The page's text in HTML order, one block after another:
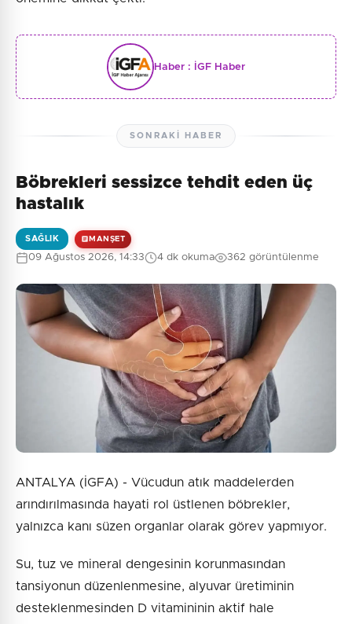
Haber : İGF Haber
SONRAKI HABER
Böbrekleri sessizce tehdit eden üç
hastalık
SAĞLIK MANŞET
09 Ağustos 2026, 14:33 4 dk okuma 362 görüntülenme
ANTALYA (İGFA) - Vücudun atık maddelerden
arındırılmasında hayati rol üstlenen böbrekler,
yalnızca kanı süzen organlar olarak görev yapmıyor.
Su, tuz ve mineral dengesinin korunmasından
tansiyonun düzenlenmesine, alyuvar üretiminin
desteklenmesinden D vitamininin aktif hale